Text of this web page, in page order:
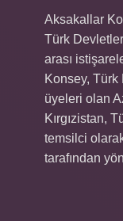
Aksakallar
Türk
arası
Konsey, Türk
üyeleri olan
Kırgızistan,
temsilci
tarafından